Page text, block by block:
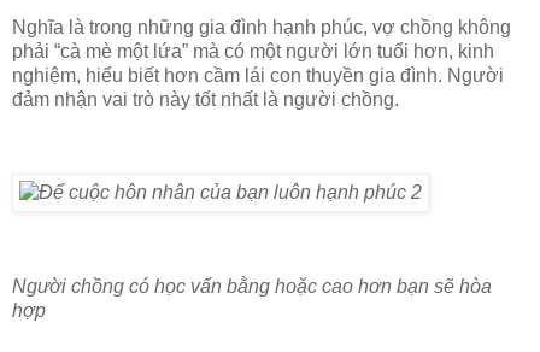
Nghĩa là trong những gia đình hạnh phúc, vợ chồng không
phải “cà mè một lứa” mà có một người lớn tuổi hơn, kinh
nghiệm, hiểu biết hơn cầm lái con thuyền gia đình. Người
đảm nhận vai trò này tốt nhất là người chồng.
Người chồng có học vấn bằng hoặc cao hơn bạn sẽ hòa
hợp